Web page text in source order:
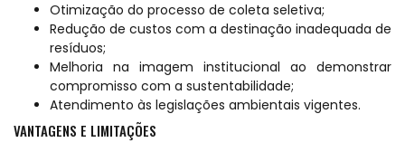
Otimização do processo de coleta seletiva;
Redução de custos com a destinação inadequada de
resíduos;
Melhoria na imagem institucional ao demonstrar
compromisso com a sustentabilidade;
Atendimento às legislações ambientais vigentes.
VANTAGENS E LIMITAÇÕES